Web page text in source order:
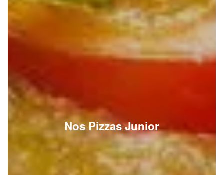
Nos Pizzas Junior